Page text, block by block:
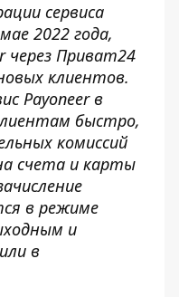
сервиса
2022 года,
через Приват24
клиентов.
Payoneer в
быстро,
комиссий
счета и карты
в режиме
и
в